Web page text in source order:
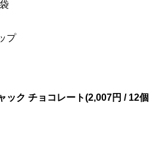
プ
ック チョコレート(2,007円 / 12個